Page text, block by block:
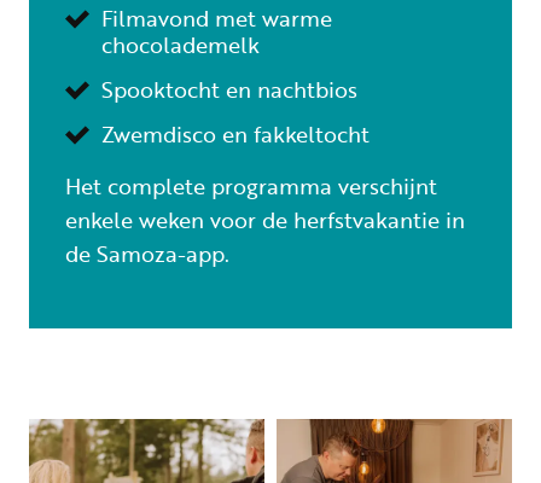
Filmavond met warme
chocolademelk
Spooktocht en nachtbios
Zwemdisco en fakkeltocht
Het complete programma verschijnt
enkele weken voor de herfstvakantie in
de Samoza-app.